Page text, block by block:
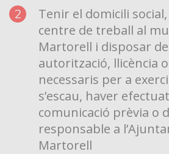
Tenir el domicili
centre de treball al
Martorell i disposar
autorització, llicència
necessaris per a
s’escau, haver
comunicació prèvia o
responsable a
Martorell